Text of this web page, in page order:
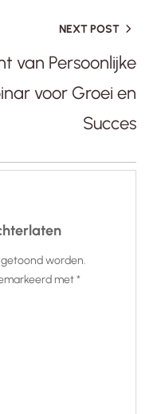
NEXT POST
van Persoonlijke
voor Groei en
Succes
worden.
met*